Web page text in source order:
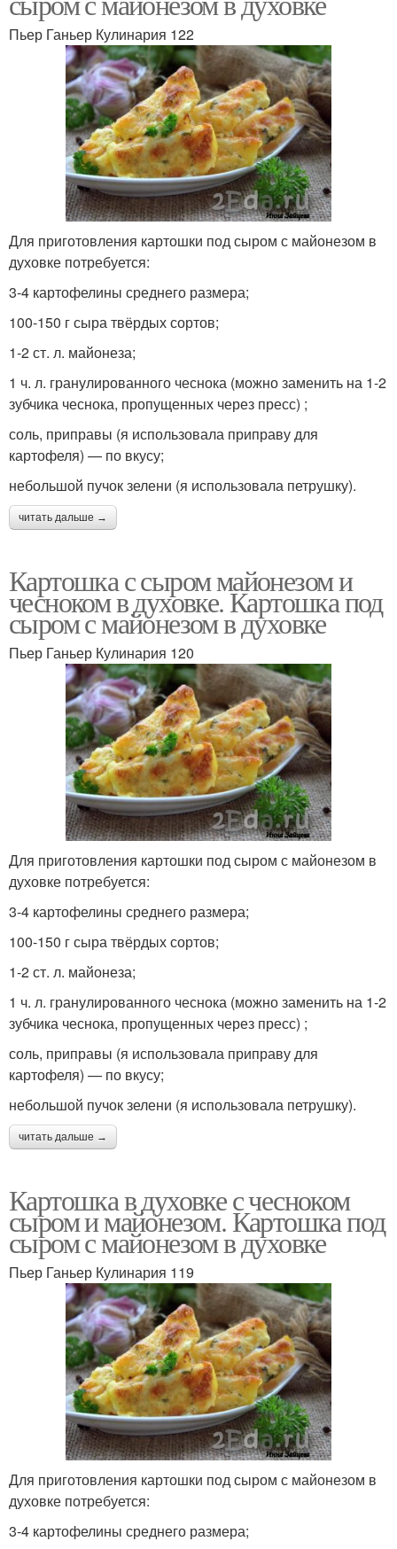
Пьер Ганьер Кулинария 122
Для приготовления картошки под сыром с майонезом в
духовке потребуется:
3-4 картофелины среднего размера;
100-150 г сыра твёрдых сортов;
1-2 ст. л. майонеза;
1 ч. л. гранулированного чеснока (можно заменить на 1-2
зубчика чеснока, пропущенных через пресс) ;
соль, приправы (я использовала приправу для
картофеля) — по вкусу;
небольшой пучок зелени (я использовала петрушку).
читать дальше →
Картошка с сыром майонезом и
чесноком в духовке. Картошка под
сыром с майонезом в духовке
Пьер Ганьер Кулинария 120
Для приготовления картошки под сыром с майонезом в
духовке потребуется:
3-4 картофелины среднего размера;
100-150 г сыра твёрдых сортов;
1-2 ст. л. майонеза;
1 ч. л. гранулированного чеснока (можно заменить на 1-2
зубчика чеснока, пропущенных через пресс) ;
соль, приправы (я использовала приправу для
картофеля) — по вкусу;
небольшой пучок зелени (я использовала петрушку).
читать дальше →
Картошка в духовке с чесноком
сыром и майонезом. Картошка под
сыром с майонезом в духовке
Пьер Ганьер Кулинария 119
Для приготовления картошки под сыром с майонезом в
духовке потребуется:
3-4 картофелины среднего размера;